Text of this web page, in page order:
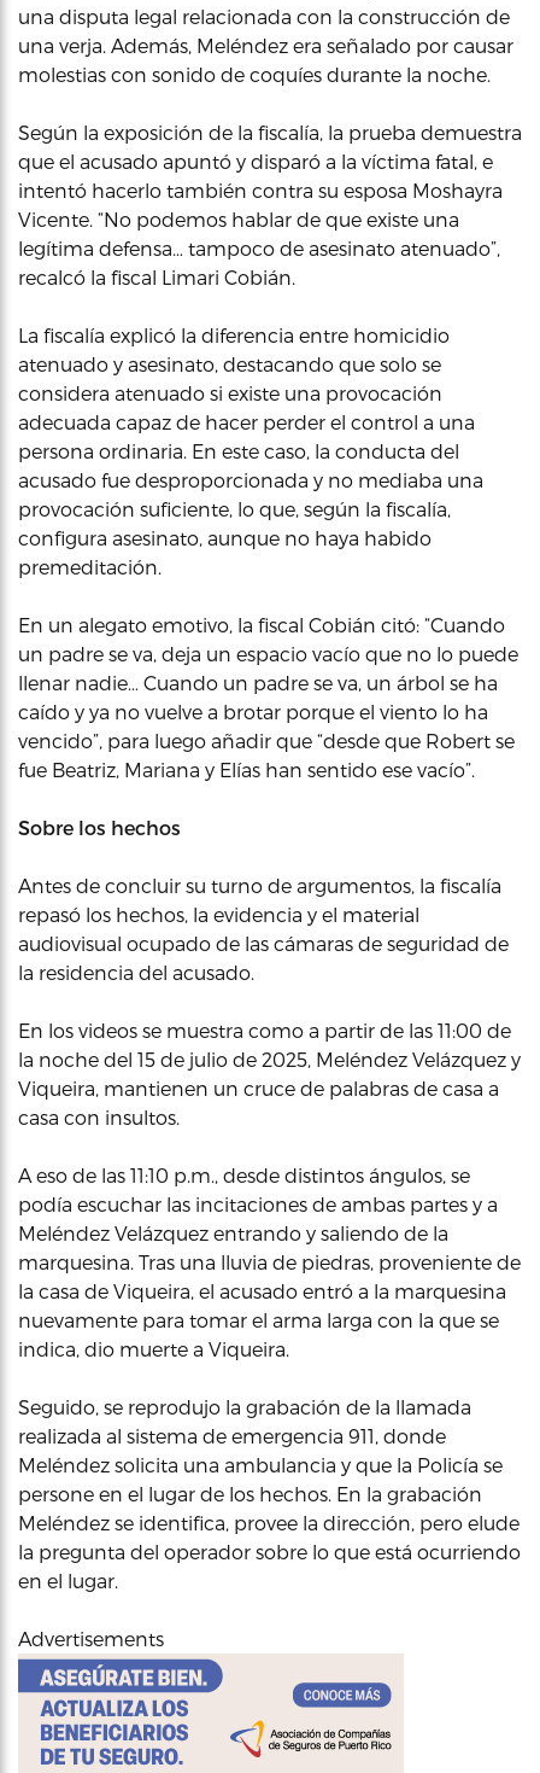
una disputa legal relacionada con la construcción de
una verja. Además, Meléndez era señalado por causar
molestias con sonido de coquíes durante la noche.
Según la exposición de la fiscalía, la prueba demuestra
que el acusado apuntó y disparó a la víctima fatal, e
intentó hacerlo también contra su esposa Moshayra
Vicente. “No podemos hablar de que existe una
legítima defensa… tampoco de asesinato atenuado”,
recalcó la fiscal Limari Cobián.
La fiscalía explicó la diferencia entre homicidio
atenuado y asesinato, destacando que solo se
considera atenuado si existe una provocación
adecuada capaz de hacer perder el control a una
persona ordinaria. En este caso, la conducta del
acusado fue desproporcionada y no mediaba una
provocación suficiente, lo que, según la fiscalía,
configura asesinato, aunque no haya habido
premeditación.
En un alegato emotivo, la fiscal Cobián citó: “Cuando
un padre se va, deja un espacio vacío que no lo puede
llenar nadie… Cuando un padre se va, un árbol se ha
caído y ya no vuelve a brotar porque el viento lo ha
vencido”, para luego añadir que “desde que Robert se
fue Beatriz, Mariana y Elías han sentido ese vacío”.
Sobre los hechos
Antes de concluir su turno de argumentos, la fiscalía
repasó los hechos, la evidencia y el material
audiovisual ocupado de las cámaras de seguridad de
la residencia del acusado.
En los videos se muestra como a partir de las 11:00 de
la noche del 15 de julio de 2025, Meléndez Velázquez y
Viqueira, mantienen un cruce de palabras de casa a
casa con insultos.
A eso de las 11:10 p.m., desde distintos ángulos, se
podía escuchar las incitaciones de ambas partes y a
Meléndez Velázquez entrando y saliendo de la
marquesina. Tras una lluvia de piedras, proveniente de
la casa de Viqueira, el acusado entró a la marquesina
nuevamente para tomar el arma larga con la que se
indica, dio muerte a Viqueira.
Seguido, se reprodujo la grabación de la llamada
realizada al sistema de emergencia 911, donde
Meléndez solicita una ambulancia y que la Policía se
persone en el lugar de los hechos. En la grabación
Meléndez se identifica, provee la dirección, pero elude
la pregunta del operador sobre lo que está ocurriendo
en el lugar.
Advertisements